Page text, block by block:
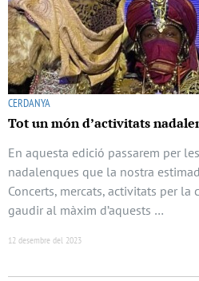
CERDANYA
Tot un món d’activitats
En aquesta edició passarem per
nadalenques que la nostra
Concerts, mercats, activitats per
gaudir al màxim d’aquests …
12 desembre del 2023